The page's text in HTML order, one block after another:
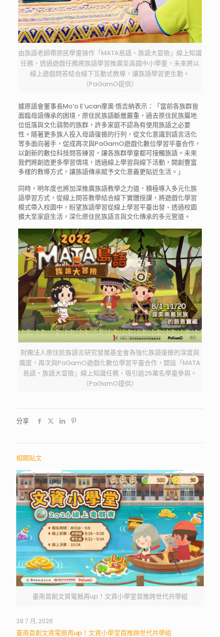
由族語老師帶原民學童操作「MATA島語・族語大冒險」線上知識
任務，透過遊戲任務將族語學習推廣至高國中小學童，未來將以
線上遊戲問答結合線下互動式教導，讓族語學習更生動。
（PaGamO提供）
據原語會董事長Mo’o E’ucan摩奧‧悟吉納表示：「當前各族群皆
面臨母語傳承的困境，原住民族語斷層嚴重，過去原住民族屬地
位低落與文化弱勢的族群，許多家庭不認為有使用族語之必要
性。隨著更多族人投入母語復振的行列，從文化意識到語言活化
等多面向著手，促成再次與PaGamO遊戲化數位學習平臺合作，
以創新的數位科技問答練習，讓各族群學童都可接觸族語。未來
我們將創造更多學習情境，透過線上學習與線下活動，開創豐富
多樣的教導方式，讓族語傳承賦予文化意義更貼近生活。」
同時，明年度也將加深推廣族語教學之力道，積極導入多元化族
語學習方式，從線上問答教學結合線下實體授課，將遊戲化學習
模式帶入校園中，盼望族語學習從線上學習平臺出發、透過校園
擴大至家庭生活，深化原住民族語言與文化傳承的多元管道。
財團法人原住民族語言研究發展基金會為強化族語復振的深度與
廣度，再次與PaGamO遊戲化數位學習平臺合作，開設「MATA
島語・族語大冒險」線上知識任務，吸引逾25萬名學童參與。
（PaGamO提供）
分享
相關貼文
臺南首創文資電競再up！文資小學堂首推跨世代共學組
28 7 月, 2026
臺南首創文資電競再up！文資小學堂首推跨世代共學組